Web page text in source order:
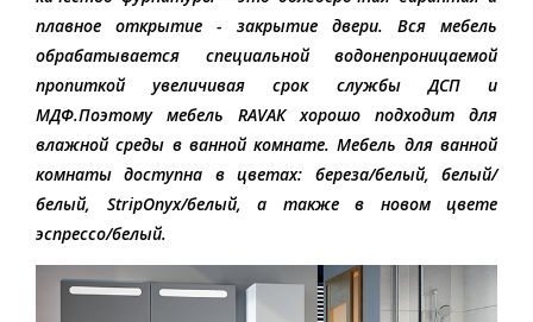
плавное открытие - закрытие двери. Вся мебель
обрабатывается специальной водонепроницаемой
пропиткой увеличивая срок службы ДСП и
МДФ.Поэтому мебель RAVAК хорошо подходит для
влажной среды в ванной комнате. Мебель для ванной
комнаты доступна в цветах: береза/белый, белый/
белый, StripOnyx/белый, а также в новом цвете
эспрессо/белый.